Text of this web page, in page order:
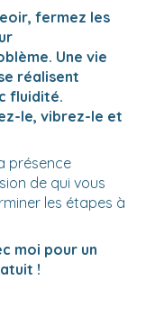
fermez les
Une vie
réalisent
fluidité.
le, vibrez-le et
présence
de qui vous
les étapes à
moi pour un
!